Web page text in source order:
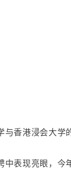
香港浸会大学
表现亮眼，今